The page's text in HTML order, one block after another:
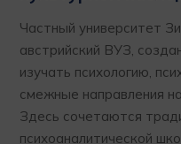
Частный университет
австрийский ВУЗ,
изучать психологию,
смежные направления
Здесь сочетаются
психоаналитической